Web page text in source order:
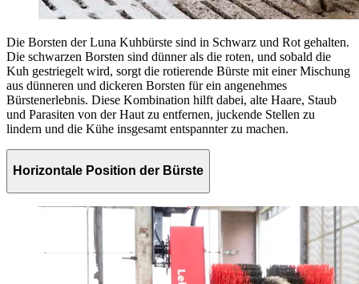
Die Borsten der Luna Kuhbürste sind in Schwarz und Rot gehalten.
Die schwarzen Borsten sind dünner als die roten, und sobald die
Kuh gestriegelt wird, sorgt die rotierende Bürste mit einer Mischung
aus dünneren und dickeren Borsten für ein angenehmes
Bürstenerlebnis. Diese Kombination hilft dabei, alte Haare, Staub
und Parasiten von der Haut zu entfernen, juckende Stellen zu
lindern und die Kühe insgesamt entspannter zu machen.
Horizontale Position der Bürste